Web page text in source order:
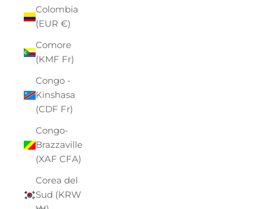
Colombia
(EUR €)
Comore
(KMF Fr)
Congo -
Kinshasa
(CDF Fr)
Congo-
Brazzaville
(XAF CFA)
Corea del
Sud (KRW